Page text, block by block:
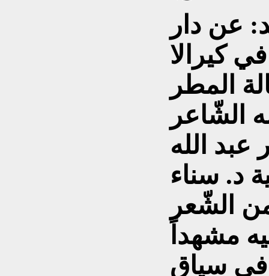
عن دار
في كيرالا
المطر
الشّاعر
الله
د. سناء
من الشّعر
مشهداً
في سياق